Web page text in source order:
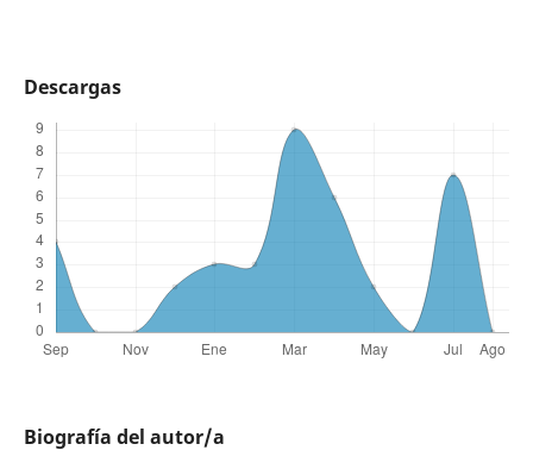
Descargas
Biografía del autor/a